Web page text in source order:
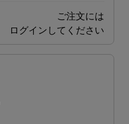
ご注文には
ログインしてください